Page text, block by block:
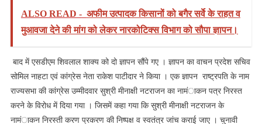
ALSO READ - अफीम उत्पादक किसानों को बगैर सर्वे के राहत व
मुआवजा देने की मांग को लेकर नारकोटिक्स विभाग को सौपा ज्ञापन।
बाद में एसडीएम शिवलाल शाक्य को दो ज्ञापन सौंपे गए । ज्ञापन का वाचन प्रदेश सचिव
सोमिल नाहटा एवं कांग्रेस नेता राकेश पाटीदार ने किया । एक ज्ञापन राष्ट्रपति के नाम
राज्यसभा की कांग्रेस उम्मीदवार सुश्री मीनाक्षी नटराजन का नामंाकन पत्र निरस्त
करने के विरोध में दिया गया । जिसमें कहा गया कि सुश्री मीनाक्षी नटराजन के
नामंाकन निरस्ती करण प्रकरण की निष्पक्ष व स्वतंत्र जांच कराई जाए । चुनावी